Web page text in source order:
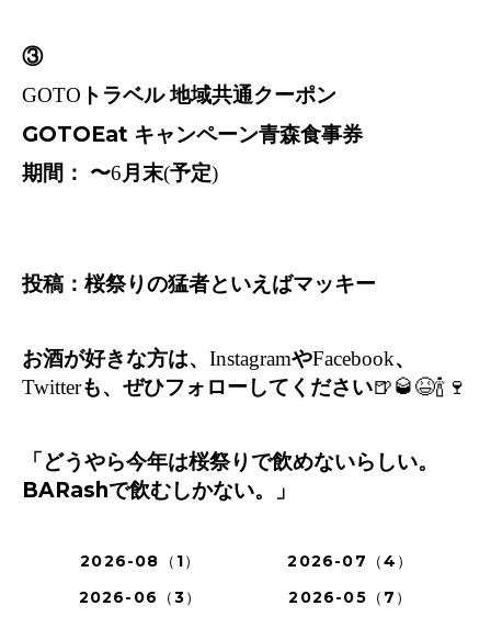
③
GOTO トラベル 地域共通クーポン
GOTOEat キャンペーン青森食事券
期間： 〜6月末(予定)
投稿：桜祭りの猛者といえばマッキー
お酒が好きな方は、 InstagramやFacebook、
Twitterも、ぜひフォローしてください🍺🥃😆🍾🍷
「どうやら今年は桜祭りで飲めないらしい。
BARashで飲むしかない。」
2026-08（1）
2026-07（4）
2026-06（3）
2026-05（7）